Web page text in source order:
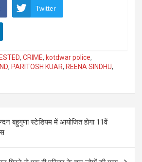
Twitter
, CRIME, kotdwar police,
, PARITOSH KUAR, REENA SINDHU,
बहुगुणा स्टेडियम में आयोजित होगा 11वें